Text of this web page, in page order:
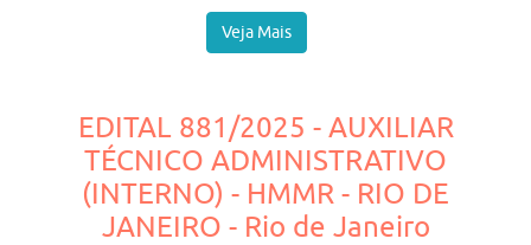
Veja Mais
EDITAL 881/2025 - AUXILIAR
TÉCNICO ADMINISTRATIVO
(INTERNO) - HMMR - RIO DE
JANEIRO - Rio de Janeiro